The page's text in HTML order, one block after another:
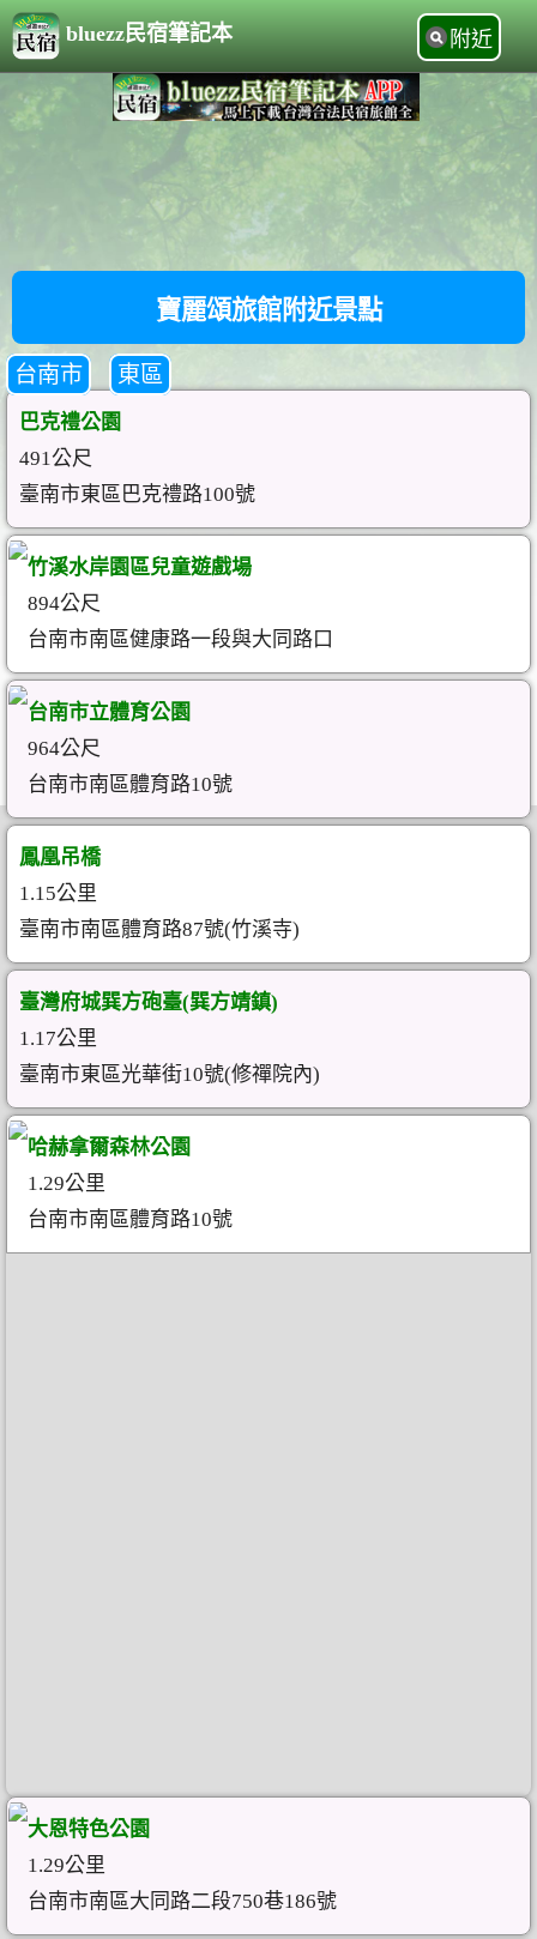
bluezz民宿筆記本 附近
寶麗頌旅館附近景點
台南市 東區
巴克禮公園
491公尺
臺南市東區巴克禮路100號
竹溪水岸園區兒童遊戲場
894公尺
台南市南區健康路一段與大同路口
台南市立體育公園
964公尺
台南市南區體育路10號
鳳凰吊橋
1.15公里
臺南市南區體育路87號(竹溪寺)
臺灣府城巽方砲臺(巽方靖鎮)
1.17公里
臺南市東區光華街10號(修禪院內)
哈赫拿爾森林公園
1.29公里
台南市南區體育路10號
大恩特色公園
1.29公里
台南市南區大同路二段750巷186號